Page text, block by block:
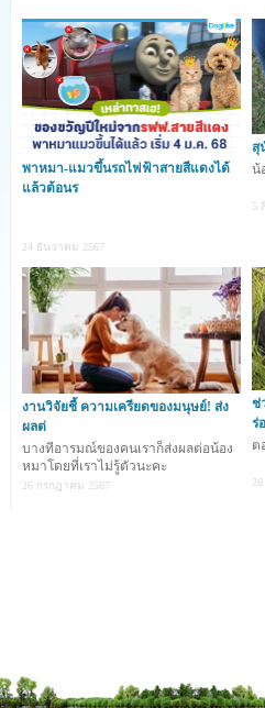
นักวิทยาศาสตร์จากมหาวิทยาลัยเคม
ระบุว่าค้นพบแนวทางการหยุดยั้งโร
สุนัขพันธ์อิงลิชเชพเพิร์ด
จากกรณีศึกษาของ “โชลา” สุนัขพัน
สมาชิกของทีมกู้ภัย Edale
เหลือผู้บาดเจ็บ และนักปีนเขาที่ติด
ทางพันธุกรรมที่เรียกว่า
น้องไม่สามารถมองเห็นได้อีกต่อไป
.
Dr. Katherine Stanbury นักวิจัยมหา
ที่ทำการศึกษาเรื่องนี้คนแรกได้บอกว่
20 ตัวที่ไม่ป่วยเป็นโรคนี้ ซึ่งกุญแจส
ว่ายีนใดที่นำไปสู่ภาวะทำลายการม
พาหมา-แมวขึ้นรถไฟฟ้าสายสีแดงได้
แล้วต้อนร
24 ธันวาคม 2567
สุ
น้
5
งานวิจัยชี้ ความเครียดของมนุษย์! ส่ง
ผลต่
บางทีอารมณ์ของคนเราก็ส่งผลต่อน้อง
หมาโดยที่เราไม่รู้ตัวนะคะ
26 กรกฎาคม 2567
ช่
ร่
ต